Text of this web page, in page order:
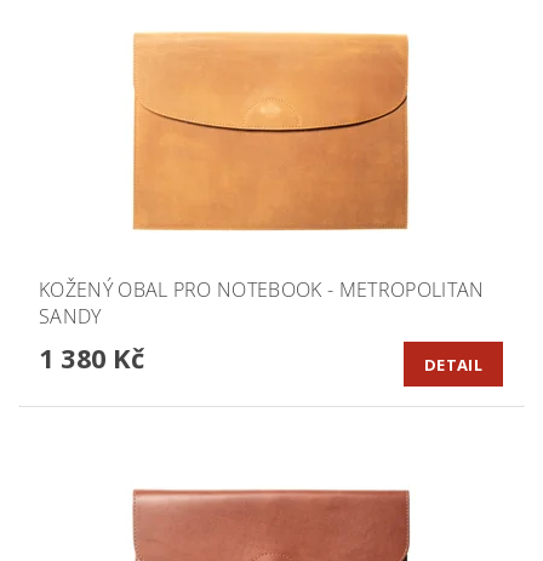
KOŽENÝ OBAL PRO NOTEBOOK - METROPOLITAN
SANDY
1 380 Kč DETAIL